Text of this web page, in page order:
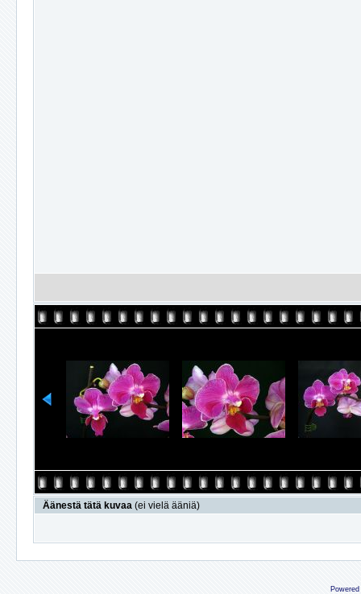
Äänestä tätä kuvaa (ei vielä ääniä)